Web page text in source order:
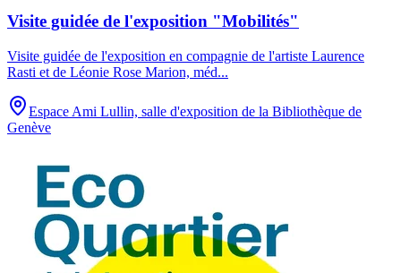
Visite guidée de l'exposition "Mobilités"
Visite guidée de l'exposition en compagnie de l'artiste Laurence
Rasti et de Léonie Rose Marion, méd...
Espace Ami Lullin, salle d'exposition de la Bibliothèque de
Genève